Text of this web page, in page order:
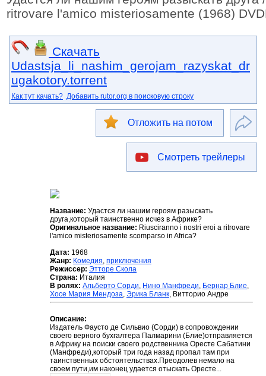
ritrovare l'amico misteriosamente (1968)
Скачать
Udastsja_li_nashim_gerojam_razyskat_dr
ugakotory.torrent
Как тут качать? Добавить rutor.org в поисковую строку
Отложить на потом
Смотреть трейлеры
Название: Удастся ли нашим героям разыскать
друга,который таинственно исчез в Африке?
Оригинальное название: Riusciranno i nostri eroi a ritrovare
l'amico misteriosamente scomparso in Africa?
Дата: 1968
Жанр: Комедия, приключения
Режиссер: Этторе Скола
Страна: Италия
В ролях: Альберто Сорди, Нино Манфреди, Бернар Блие,
Хосе Мария Мендоза, Эрика Бланк, Витторио Андре
Описание:
Издатель Фаусто де Сильвио (Сорди) в сопровождении
своего верного бухгалтера Палмарини (Блие)отправляется
в Африку на поиски своего родственника Оресте Сабатини
(Манфреди),который три года назад пропал там при
таинственных обстоятельствах.Преодолев немало на
своем пути,им наконец удается отыскать Оресте...